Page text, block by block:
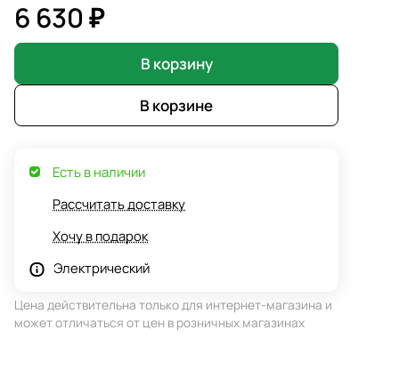
6 630 ₽
В корзину
В корзине
Есть в наличии
Рассчитать доставку
Хочу в подарок
Электрический
Цена действительна только для интернет-магазина и
может отличаться от цен в розничных магазинах